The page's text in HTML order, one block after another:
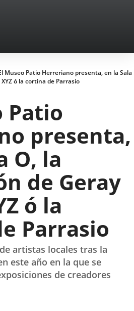
Museo Patio Herreriano presenta, en la Sala
ó la cortina de Parrasio
Patio
presenta,
O, la
de Geray
ó la
Parrasio
artistas locales tras la
este año en la que se
de creadores